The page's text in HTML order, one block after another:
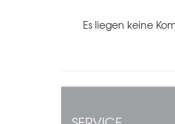
Es liegen keine